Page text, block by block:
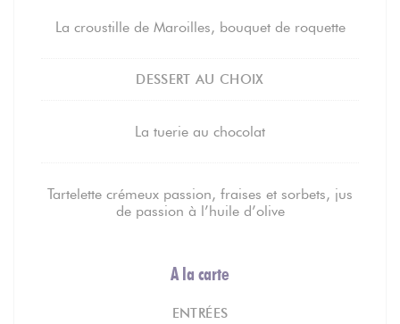
La croustille de Maroilles, bouquet de roquette
DESSERT AU CHOIX
La tuerie au chocolat
Tartelette crémeux passion, fraises et sorbets, jus
de passion à l’huile d’olive
A la carte
ENTRÉES